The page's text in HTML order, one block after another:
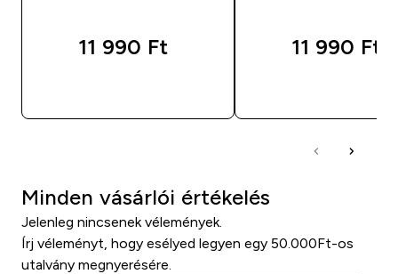
11 990 Ft‎ 11 990 Ft‎
Minden vásárlói értékelés
Jelenleg nincsenek vélemények.
Írj véleményt, hogy esélyed legyen egy 50.000Ft-os
utalvány megnyerésére.